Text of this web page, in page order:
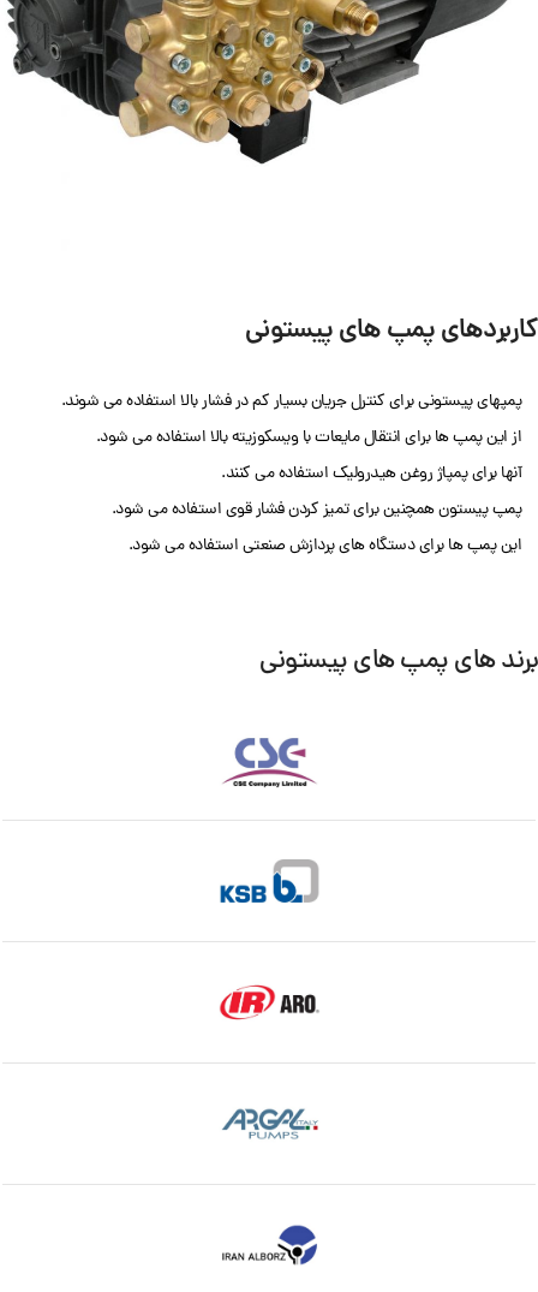
کاربردهای پمپ های پیستونی
پمپهای پیستونی برای کنترل جریان بسیار کم در فشار بالا استفاده می شوند.
از این پمپ ها برای انتقال مایعات با ویسکوزیته بالا استفاده می شود.
آنها برای پمپاژ روغن هیدرولیک استفاده می کنند.
پمپ پیستون همچنین برای تمیز کردن فشار قوی استفاده می شود.
این پمپ ها برای دستگاه های پردازش صنعتی استفاده می شود.
برند های پمپ های پیستونی